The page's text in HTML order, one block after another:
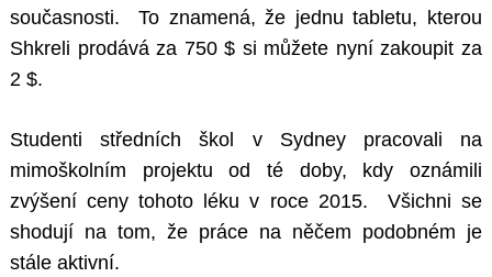
současnosti.To znamená, že jednu tabletu, kterou
Shkreli prodává za 750 $ si můžete nyní zakoupit za
2 $.
Studenti středních škol v Sydney pracovali na
mimoškolním projektu od té doby, kdy oznámili
zvýšení ceny tohoto léku v roce 2015. Všichni se
shodují na tom, že práce na něčem podobném je
stále aktivní.